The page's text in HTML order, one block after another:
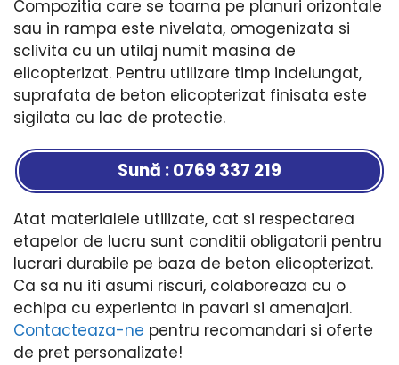
Compozitia care se toarna pe planuri orizontale
sau in rampa este nivelata, omogenizata si
sclivita cu un utilaj numit masina de
elicopterizat. Pentru utilizare timp indelungat,
suprafata de beton elicopterizat finisata este
sigilata cu lac de protectie.
Sună : 0769 337 219
Atat materialele utilizate, cat si respectarea
etapelor de lucru sunt conditii obligatorii pentru
lucrari durabile pe baza de beton elicopterizat.
Ca sa nu iti asumi riscuri, colaboreaza cu o
echipa cu experienta in pavari si amenajari.
Contacteaza-ne pentru recomandari si oferte
de pret personalizate!